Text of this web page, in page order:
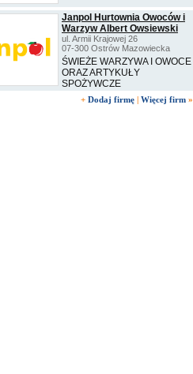
Janpol Hurtownia Owoców i
Warzyw Albert Owsiewski
ul. Armii Krajowej 26
07-300 Ostrów Mazowiecka
ŚWIEŻE WARZYWA I OWOCE
ORAZ ARTYKUŁY
SPOŻYWCZE
+ Dodaj firmę | Więcej firm »